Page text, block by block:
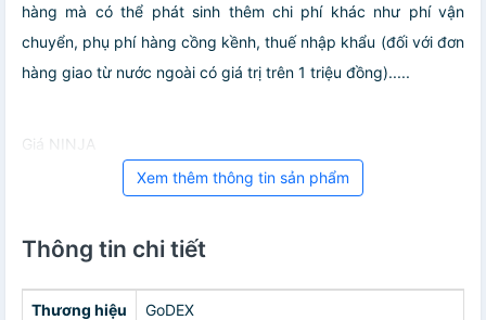
hàng mà có thể phát sinh thêm chi phí khác như phí vận
chuyển, phụ phí hàng cồng kềnh, thuế nhập khẩu (đối với đơn
hàng giao từ nước ngoài có giá trị trên 1 triệu đồng).....
Giá NINJA
Xem thêm thông tin sản phẩm
Thông tin chi tiết
Thương hiệu GoDEX